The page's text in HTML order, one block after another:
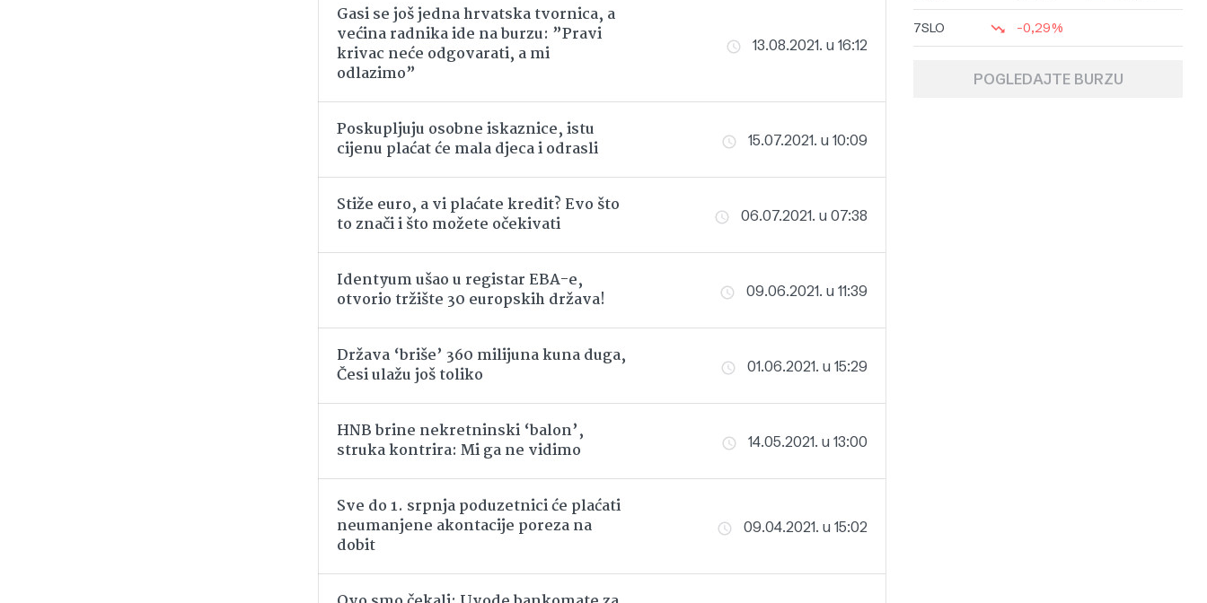
Gasi se još jedna hrvatska tvornica, a
većina radnika ide na burzu: ”Pravi
krivac neće odgovarati, a mi
odlazimo”
13.08.2021. u 16:12
Poskupljuju osobne iskaznice, istu
cijenu plaćat će mala djeca i odrasli
15.07.2021. u 10:09
Stiže euro, a vi plaćate kredit? Evo što
to znači i što možete očekivati
06.07.2021. u 07:38
Identyum ušao u registar EBA-e,
otvorio tržište 30 europskih država!
09.06.2021. u 11:39
Država ‘briše’ 360 milijuna kuna duga,
Česi ulažu još toliko
01.06.2021. u 15:29
HNB brine nekretninski ‘balon’,
struka kontrira: Mi ga ne vidimo
14.05.2021. u 13:00
Sve do 1. srpnja poduzetnici će plaćati
neumanjene akontacije poreza na
dobit
09.04.2021. u 15:02
7SLO -0,29%
POGLEDAJTE BURZU